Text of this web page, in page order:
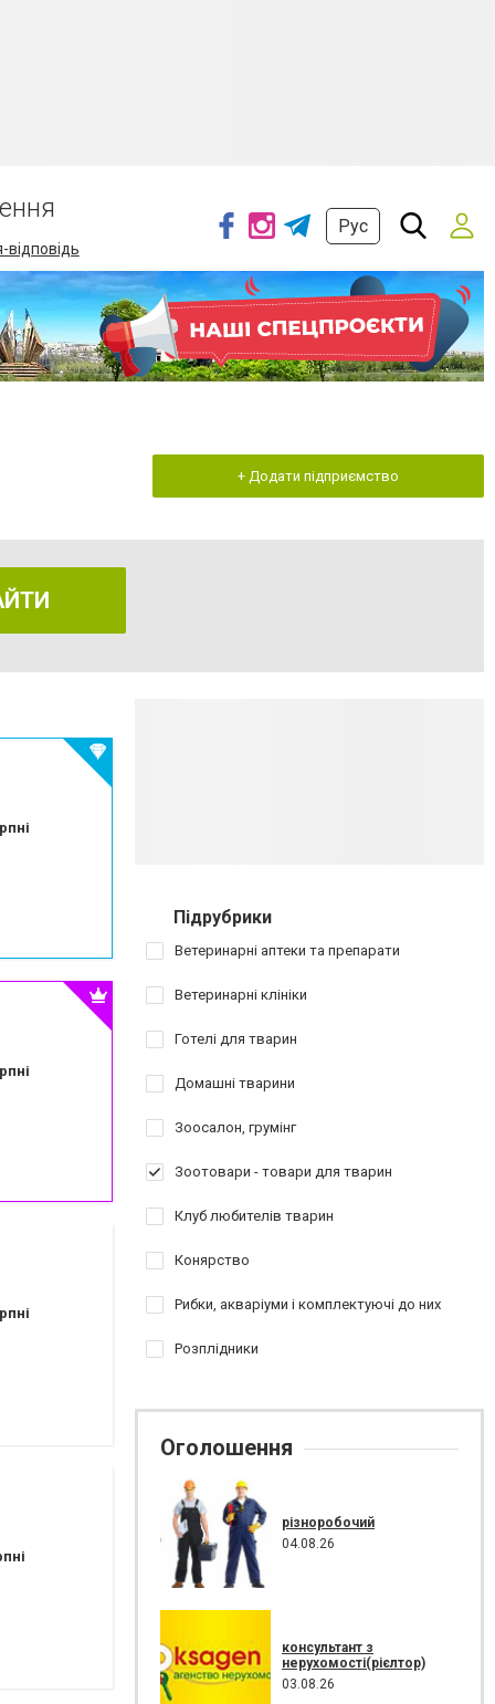
відповідь
Рус
+ Додати підприємство
Підрубрики
Ветеринарні аптеки та препарати
Ветеринарні клініки
Готелі для тварин
Домашні тварини
Зоосалон, грумінг
Зоотовари - товари для тварин
Клуб любителів тварин
Конярство
Рибки, акваріуми і комплектуючі до них
Розплідники
Оголошення
різноробочий
04.08.26
консультант з
нерухомості(рієлтор)
03.08.26